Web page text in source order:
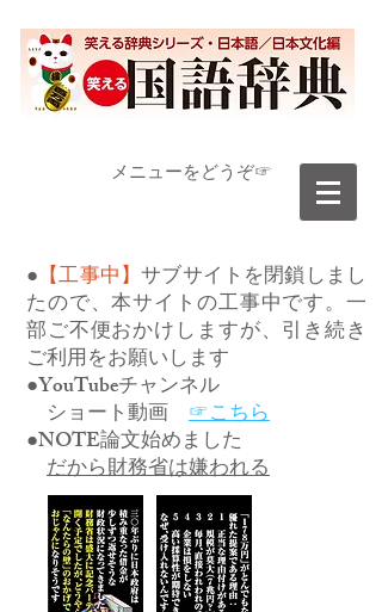
​メニューをどうぞ☞
● 【工事中】サブサイトを閉鎖しまし
たので、本サイトの工事中です。一
部ご不便おかけしますが、引き続き
ご利用をお願いします
●YouTubeチャンネル
ショート動画 ☞こちら
●NOTE論文始めました
だから財務省は嫌われる